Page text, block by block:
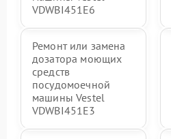
VDWBI451E6
Ремонт или замена
дозатора моющих
средств
посудомоечной
машины Vestel
VDWBI451E3